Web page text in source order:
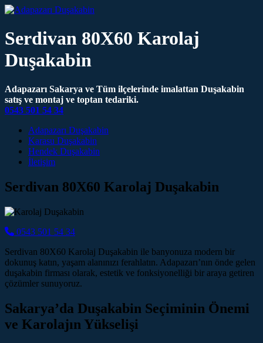
Serdivan 80X60 Karolaj
Duşakabin
Adapazarı Sakarya ve Tüm ilçelerinde imalattan Duşakabin
satış ve montaj ve toptan tedariki.
0543 501 54 34
Main Navigation
Adapazarı Duşakabin
Karasu Duşakabin
Hendek Duşakabin
İletişim
Serdivan 80X60 Karolaj Duşakabin
0543 501 54 34
Serdivan 80X60 Karolaj Duşakabin ile banyonuza modern bir
dokunuş katın, yaşam alanınızı ferahlatın. Adapazarı’nın önde gelen
duşakabin firması olarak, estetik ve fonksiyonelliği bir araya getiren
çözümler sunuyoruz.
Sakarya’da Duşakabin Seçiminin Önemi
ve Karolajın Yükselişi